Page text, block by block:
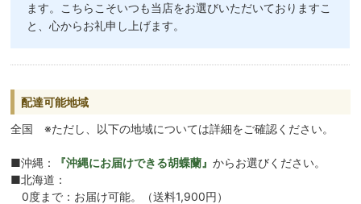
ます。こちらこそいつも当店をお選びいただいておりますこ
と、心からお礼申し上げます。
配達可能地域
全国 ※ただし、以下の地域については詳細をご確認ください。
■沖縄： 『沖縄にお届けできる胡蝶蘭』からお選びください。
■北海道：
0度まで：お届け可能。（送料1,900円）